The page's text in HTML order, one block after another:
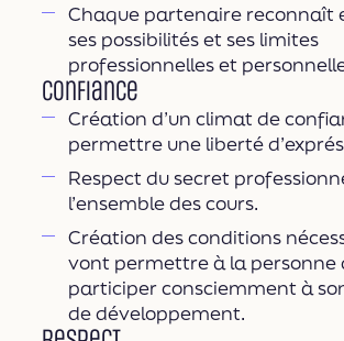
Chaque partenaire reconnaît
ses possibilités et ses limites
professionnelles et
Confiance
Création d’un climat de
permettre une liberté
Respect du secret
l’ensemble des cours.
Création des conditions
vont permettre à la personne
participer consciemment à
de développement.